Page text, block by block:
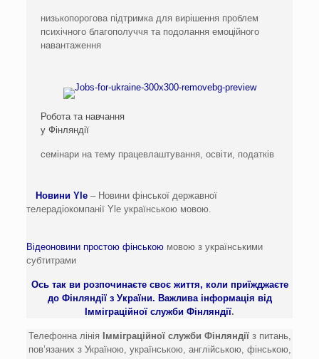
низькопорогова підтримка для вирішення проблем
психічного благополуччя та подолання емоційного
навантаження
Робота та навчання
у Фінляндії
семінари на тему працевлаштування, освіти, податків
Новини Yle – Новини фінської державної
телерадіокомпанії Yle українською мовою.
Відеоновини простою фінською мовою з українськими
субтитрами
Ось так ви розпочинаєте своє життя, коли приїжджаєте
до Фінляндії з України. Важлива інформація від
Імміграційної служби Фінляндії.
Телефонна лінія Імміграційної служби Фінляндіїз питань,
пов’язаних з Україною, українською, англійською, фінською,